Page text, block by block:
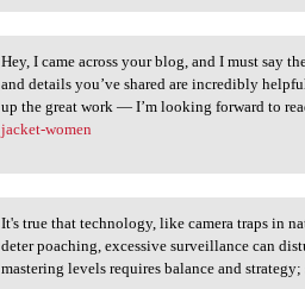
Hey, I came across your blog,
Hey, I came across your blog, and I must say
and details you’ve shared are incredibly
up the great work — I’m looking forward to
jacket-women
It's true that technology,
It's true that technology, like camera traps in
deter poaching, excessive surveillance can
mastering levels requires balance and